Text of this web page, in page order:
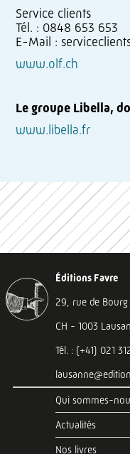
Service clients
Tél. : 0848 653 653
E-Mail :
www.olf.ch
Le groupe Libella,
www.libella.fr
Éditions Favre
29, rue de Bourg
CH - 1003
Tél. : (+41) 021
Qui sommes-
Actualités
Nos livres